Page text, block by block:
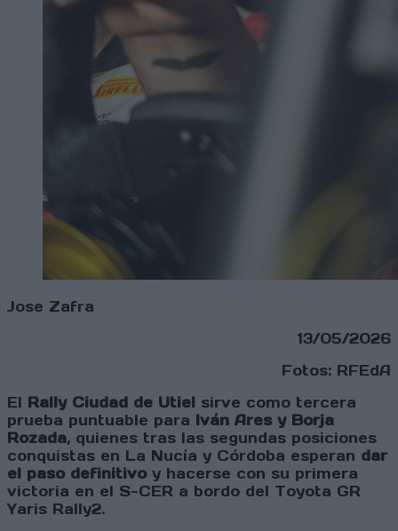
Jose Zafra
13/05/2026
Fotos: RFEdA
El Rally Ciudad de Utiel sirve como tercera
prueba puntuable para Iván Ares y Borja
Rozada, quienes tras las segundas posiciones
conquistas en La Nucía y Córdoba esperan dar
el paso definitivo y hacerse con su primera
victoria en el S-CER a bordo del Toyota GR
Yaris Rally2.